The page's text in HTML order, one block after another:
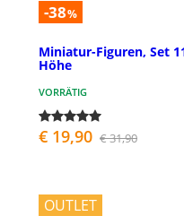
-38%
Miniatur-Figuren, Set
Höhe
VORRÄTIG
€ 19,90 € 31,90
OUTLET